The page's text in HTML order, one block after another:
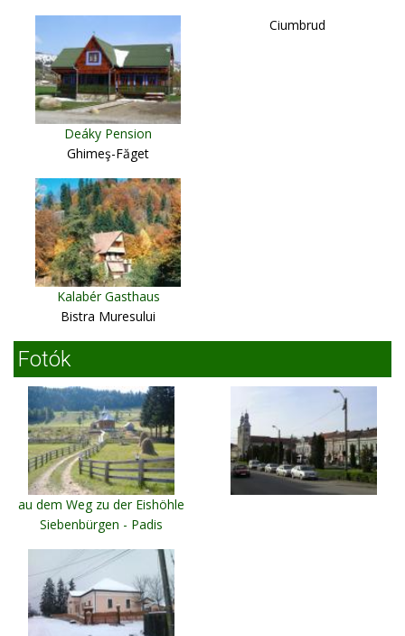
Deáky Pension
Ghimeş-Făget
Ciumbrud
Kalabér Gasthaus
Bistra Muresului
Fotók
au dem Weg zu der Eishöhle
Siebenbürgen - Padis